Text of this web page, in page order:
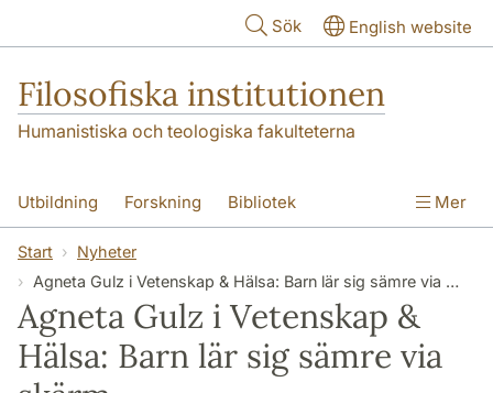
Sök English website
Filosofiska institutionen
Humanistiska och teologiska fakulteterna
Utbildning Forskning Bibliotek
Personal Kontakt
Mer
Start
Nyheter
Agneta Gulz i Vetenskap & Hälsa: Barn lär sig sämre via skärm
Agneta Gulz i Vetenskap &
Hälsa: Barn lär sig sämre via